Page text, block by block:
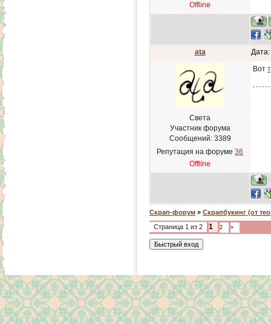
Offline
ata
Света
Участник форума
Сообщений: 3389
Репутация на форуме 36
Offline
Вот
Скрап-форум » Скрапбукинг (от
Страница 1 из 2 1 2 »